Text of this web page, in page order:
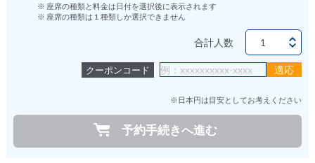
※ 座席の種類と料金は日付を選択後に表示されます
※ 座席の種類は１種類しか選択できません
合計人数
クーポンコード
※日本円は目安としてお考えください
予約手続きへ進む